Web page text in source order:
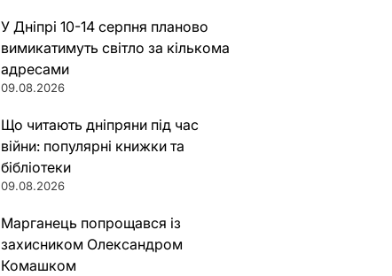
У Дніпрі 10-14 серпня планово
вимикатимуть світло за кількома
адресами
09.08.2026
Що читають дніпряни під час
війни: популярні книжки та
бібліотеки
09.08.2026
Марганець попрощався із
захисником Олександром
Комашком